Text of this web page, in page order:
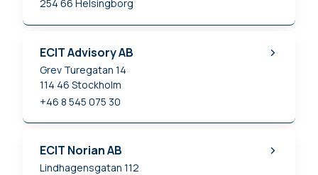
254 66 Helsingborg
ECIT Advisory AB
Grev Turegatan 14
114 46 Stockholm
+46 8 545 075 30
ECIT Norian AB
Lindhagensgatan 112